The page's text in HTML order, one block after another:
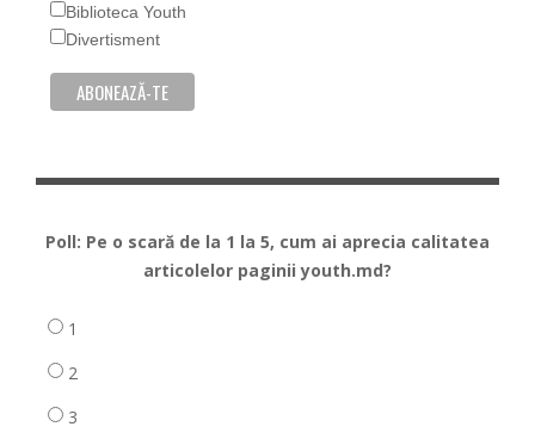
Biblioteca Youth
Divertisment
Poll: Pe o scară de la 1 la 5, cum ai aprecia calitatea
articolelor paginii youth.md?
1
2
3